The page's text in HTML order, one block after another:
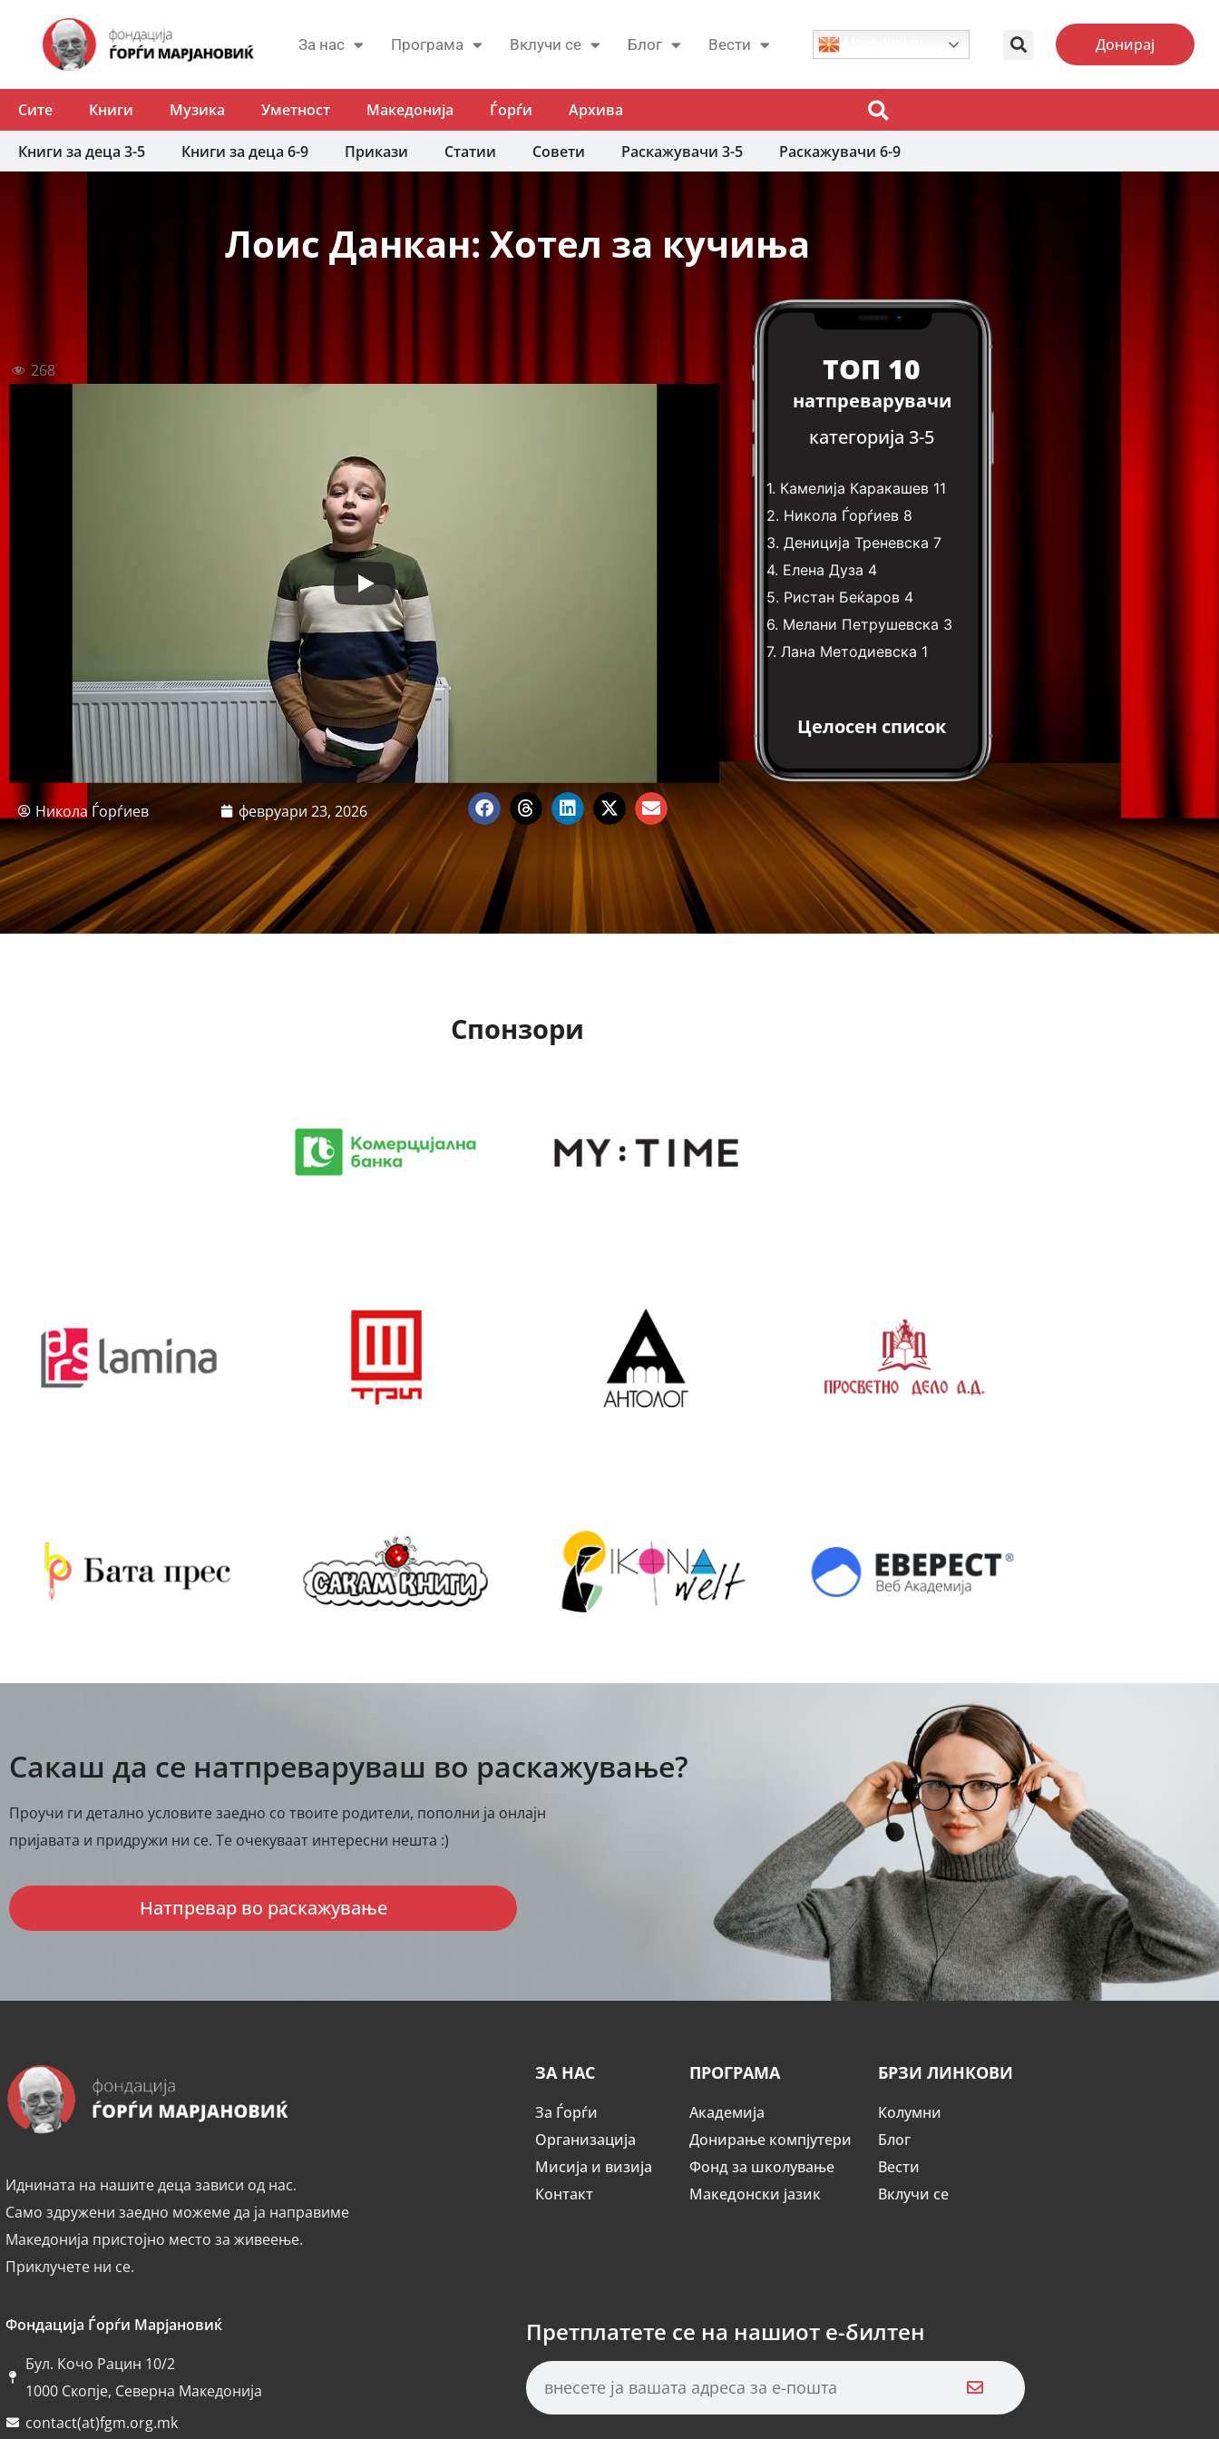
За нас Програма Вклучи се Блог Вести Донирај
Сите Книги Музика Уметност Македонија Ѓорѓи Архива
Книги за деца 3-5 Книги за деца 6-9 Прикази Статии Совети Раскажувачи 3-5 Раскажувачи 6-9
Лоис Данкан: Хотел за кучиња
268 ТОП 10
натпреварувачи
категорија 3-5
1. Камелија Каракашев 11
2. Никола Ѓорѓиев 8
3. Дениција Треневска 7
4. Елена Дуза 4
5. Ристан Беќаров 4
6. Мелани Петрушевска 3
7. Лана Методиевска 1
Целосен список
Никола Ѓорѓиев февруари 23, 2026
Спонзори
Сакаш да се натпреваруваш во раскажување?
Проучи ги детално условите заедно со твоите родители, пополни ја онлајн
пријавата и придружи ни се. Те очекуваат интересни нешта :)
Натпревар во раскажување
Иднината на нашите деца зависи од нас.
Само здружени заедно можеме да ја направиме
Македонија пристојно место за живеење.
Приклучете ни се.
ЗА НАС
За Ѓорѓи
Организација
Мисија и визија
Контакт
ПРОГРАМА
Академија
Донирање компјутери
Фонд за школување
Македонски јазик
БРЗИ ЛИНКОВИ
Колумни
Блог
Вести
Вклучи се
Фондација Ѓорѓи Марјановиќ
Бул. Кочо Рацин 10/2
1000 Скопје, Северна Македонија
contact(at)fgm.org.mk
Претплатете се на нашиот е-билтен